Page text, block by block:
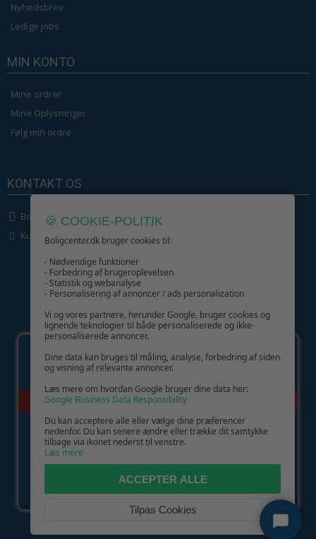
Nyhedsbrev
Ledige jobs
MIN KONTO
Mine ordrer
Mine Oplysninger
Følg min ordre
KONTAKT OS
Boligcenter.dk
Kundeservice
GIV GLÆDE MED ET GAVEKORT!
🍪 COOKIE-POLITIK
Boligcenter.dk bruger cookies til:
- Nødvendige funktioner
- Forbedring af brugeroplevelsen
- Statistik og webanalyse
- Personalisering af annoncer / ads personalization
Vi og vores partnere, herunder Google, bruger cookies og
lignende teknologier til både personaliserede og ikke-
personaliserede annoncer.
Dine data kan bruges til måling, analyse, forbedring af siden
og visning af relevante annoncer.
Læs mere om hvordan Google bruger dine data her:
Google Business Data Responsibility
Du kan acceptere alle eller vælge dine præferencer
nedenfor. Du kan senere ændre eller trække dit samtykke
tilbage via ikonet nederst til venstre.
Læs mere
ACCEPTER ALLE
Tilpas Cookies